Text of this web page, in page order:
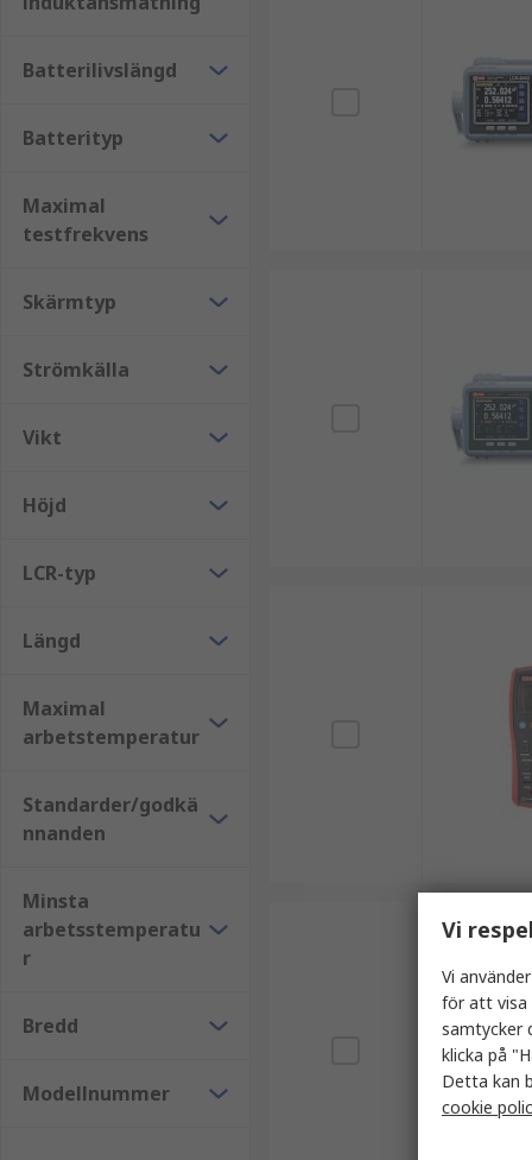
: Denna metod används för att mäta
LCR-mätning med ström-spänningsteknik
: Med
Sedan beräknas impedansvärdena från dessa två
Batterilivslängd
Batterityp
Maximal
testfrekvens
Skärmtyp
Strömkälla
Vikt
Höjd
LCR-typ
Längd
Maximal
arbetstemperatur
Standarder/godkä
nnanden
Minsta
arbetsstemperatu
r
Bredd
Modellnummer
Vi
Vi
för att visa
samtycker
klicka på
Detta kan
cookie